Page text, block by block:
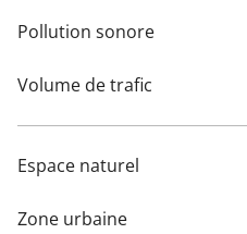
Pollution sonore
Volume de trafic
Espace naturel
Zone urbaine